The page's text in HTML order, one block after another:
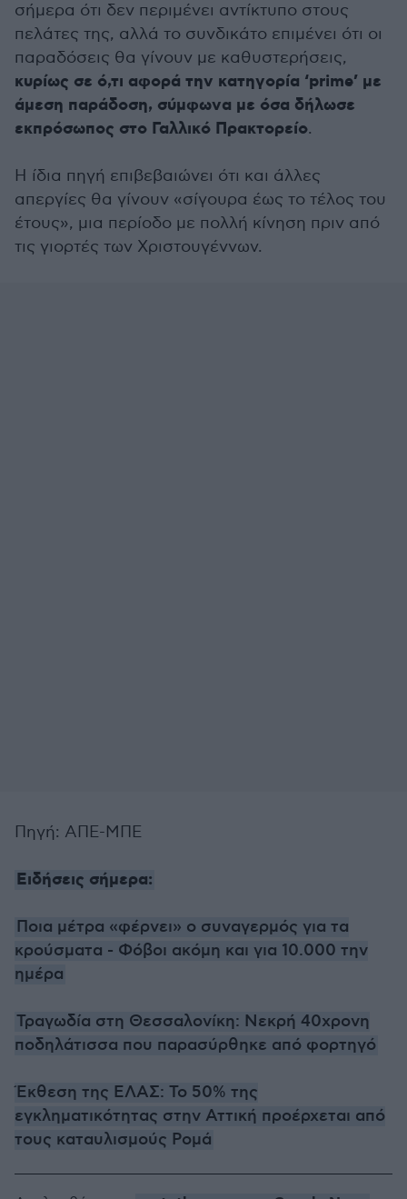
σήμερα ότι δεν περιμένει αντίκτυπο στους
πελάτες της, αλλά το συνδικάτο επιμένει ότι οι
παραδόσεις θα γίνουν με καθυστερήσεις,
κυρίως σε ό,τι αφορά την κατηγορία ‘prime’ με
άμεση παράδοση, σύμφωνα με όσα δήλωσε
εκπρόσωπος στο Γαλλικό Πρακτορείο.
Η ίδια πηγή επιβεβαιώνει ότι και άλλες
απεργίες θα γίνουν «σίγουρα έως το τέλος του
έτους», μια περίοδο με πολλή κίνηση πριν από
τις γιορτές των Χριστουγέννων.
Πηγή: ΑΠΕ-ΜΠΕ
Ειδήσεις σήμερα:
Ποια μέτρα «φέρνει» ο συναγερμός για τα
κρούσματα - Φόβοι ακόμη και για 10.000 την
ημέρα
Τραγωδία στη Θεσσαλονίκη: Νεκρή 40χρονη
ποδηλάτισσα που παρασύρθηκε από φορτηγό
Έκθεση της ΕΛΑΣ: Το 50% της
εγκληματικότητας στην Αττική προέρχεται από
τους καταυλισμούς Ρομά